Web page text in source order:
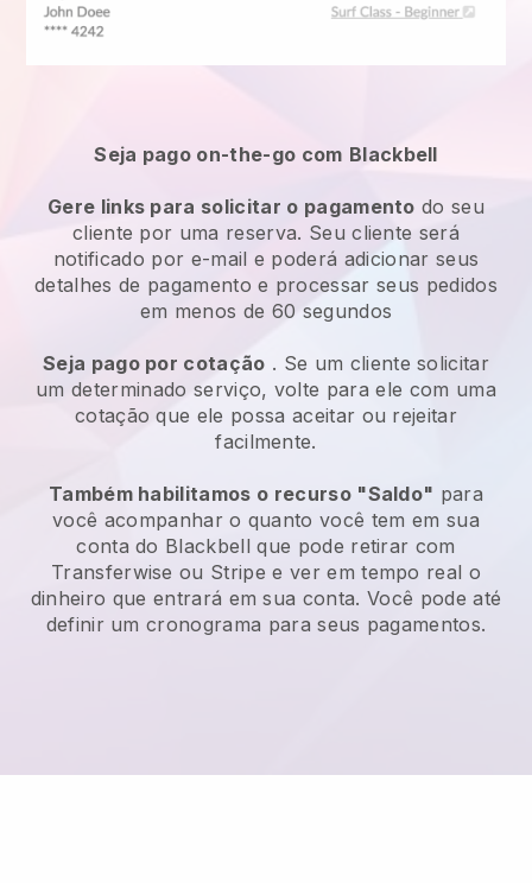
Seja pago on-the-go com Blackbell
Gere links para solicitar o pagamento do seu
cliente por uma reserva. Seu cliente será
notificado por e-mail e poderá adicionar seus
detalhes de pagamento e processar seus pedidos
em menos de 60 segundos
Seja pago por cotação . Se um cliente solicitar
um determinado serviço, volte para ele com uma
cotação que ele possa aceitar ou rejeitar
facilmente.
Também habilitamos o recurso "Saldo" para
você acompanhar o quanto você tem em sua
conta do Blackbell que pode retirar com
Transferwise ou Stripe e ver em tempo real o
dinheiro que entrará em sua conta. Você pode até
definir um cronograma para seus pagamentos.